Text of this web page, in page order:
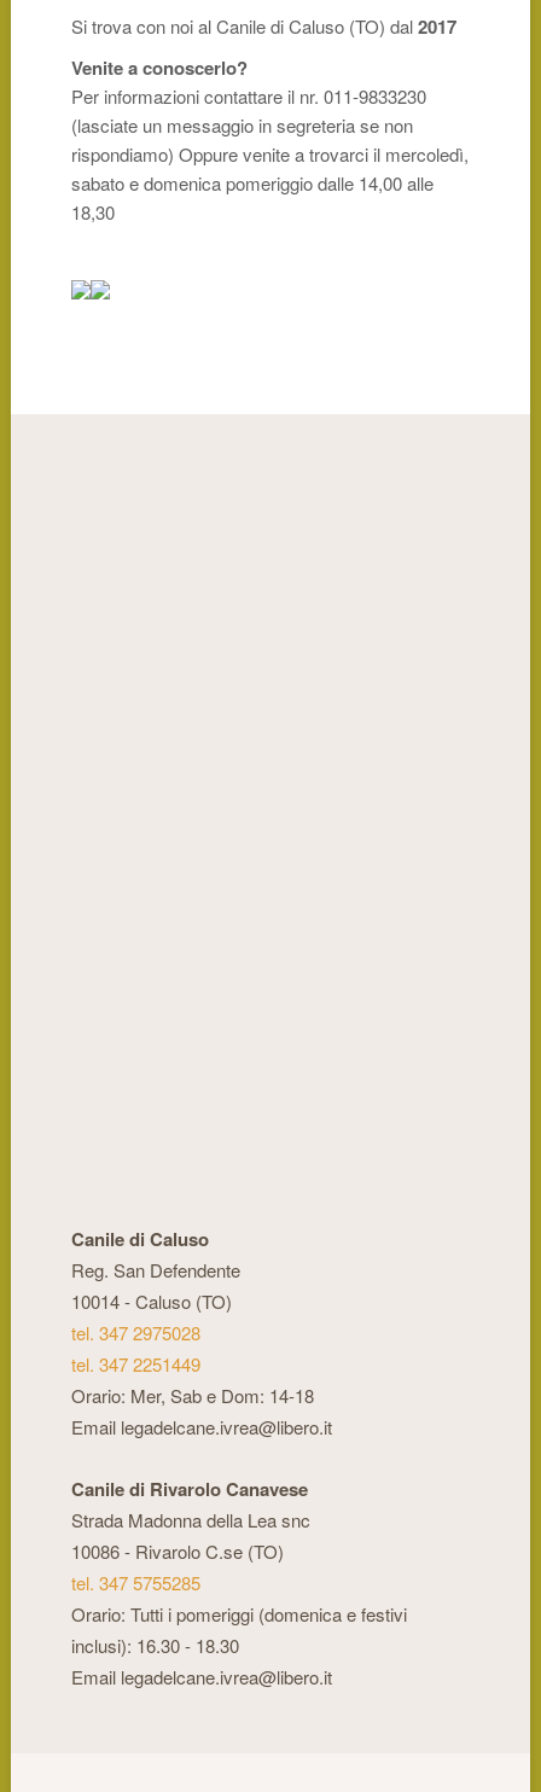
Si trova con noi al Canile di Caluso (TO) dal2017
Venite a conoscerlo?
Per informazioni contattare il nr. 011-9833230
(lasciate un messaggio in segreteria se non
rispondiamo) Oppure venite a trovarci il mercoledì,
sabato e domenica pomeriggio dalle 14,00 alle
18,30
Canile di Caluso
Reg. San Defendente
10014 - Caluso (TO)
tel. 347 2975028
tel. 347 2251449
Orario: Mer, Sab e Dom: 14-18
Email legadelcane.ivrea@libero.it
Canile di Rivarolo Canavese
Strada Madonna della Lea snc
10086 - Rivarolo C.se (TO)
tel. 347 5755285
Orario: Tutti i pomeriggi (domenica e festivi
inclusi): 16.30 - 18.30
Email legadelcane.ivrea@libero.it